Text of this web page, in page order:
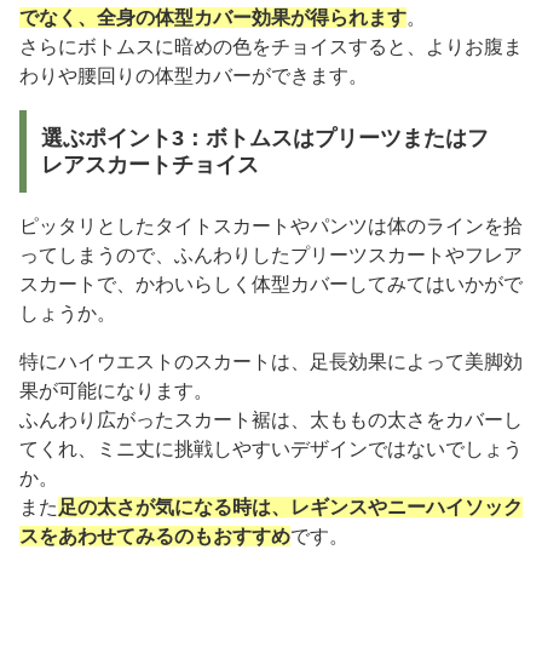
でなく、全身の体型カバー効果が得られます。
さらにボトムスに暗めの色をチョイスすると、よりお腹ま
わりや腰回りの体型カバーができます。
選ぶポイント3：ボトムスはプリーツまたはフ
レアスカートチョイス
ピッタリとしたタイトスカートやパンツは体のラインを拾
ってしまうので、ふんわりしたプリーツスカートやフレア
スカートで、かわいらしく体型カバーしてみてはいかがで
しょうか。
特にハイウエストのスカートは、足長効果によって美脚効
果が可能になります。
ふんわり広がったスカート裾は、太ももの太さをカバーし
てくれ、ミニ丈に挑戦しやすいデザインではないでしょう
か。
また 足の太さが気になる時は、レギンスやニーハイソック
スをあわせてみるのもおすすめです。